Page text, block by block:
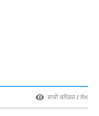
ਬਾਕੀ ਬਲੌਗਜ਼ / ਲੇਖ